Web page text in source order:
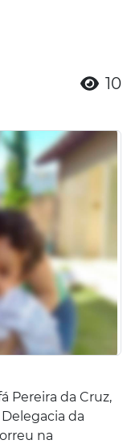
10
Pereira da Cruz,
da
na